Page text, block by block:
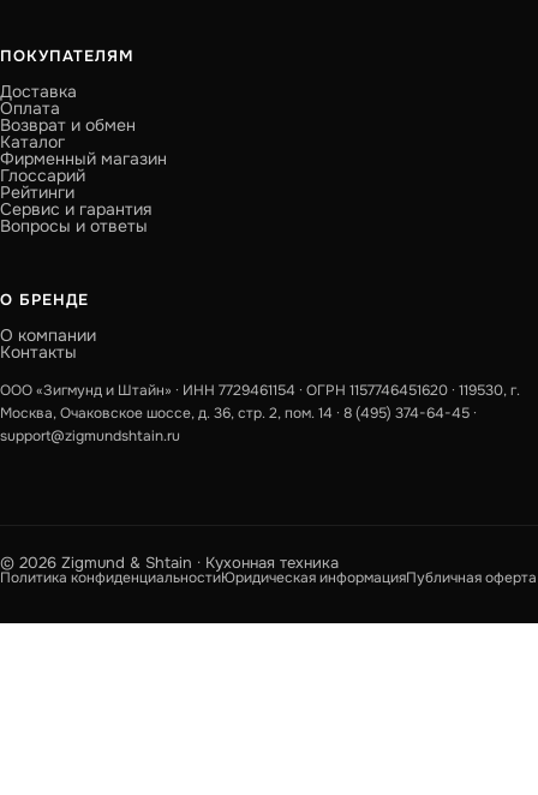
ПОКУПАТЕЛЯМ
Доставка
Оплата
Возврат и обмен
Каталог
Фирменный магазин
Глоссарий
Рейтинги
Сервис и гарантия
Вопросы и ответы
О БРЕНДЕ
О компании
Контакты
ООО «Зигмунд и Штайн» · ИНН 7729461154 · ОГРН 1157746451620 · 119530, г.
Москва, Очаковское шоссе, д. 36, стр. 2, пом. 14 · 8 (495) 374-64-45 ·
support@zigmundshtain.ru
© 2026 Zigmund & Shtain · Кухонная техника
Политика конфиденциальностиЮридическая информацияПубличная оферта